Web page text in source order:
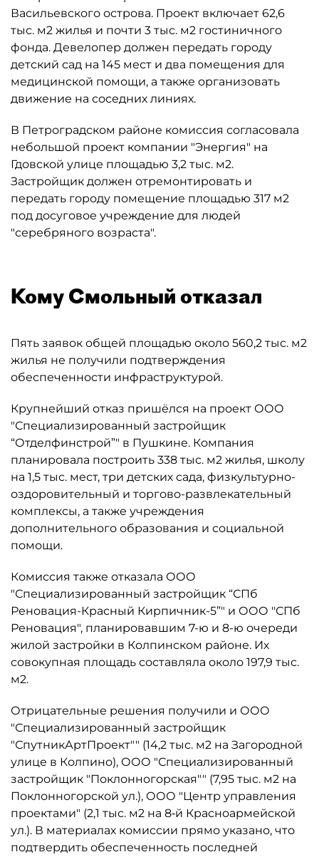
Васильевского острова. Проект включает 62,6
тыс. м2 жилья и почти 3 тыс. м2 гостиничного
фонда. Девелопер должен передать городу
детский сад на 145 мест и два помещения для
медицинской помощи, а также организовать
движение на соседних линиях.
В Петроградском районе комиссия согласовала
небольшой проект компании "Энергия" на
Гдовской улице площадью 3,2 тыс. м2.
Застройщик должен отремонтировать и
передать городу помещение площадью 317 м2
под досуговое учреждение для людей
"серебряного возраста".
Кому Смольный отказал
Пять заявок общей площадью около 560,2 тыс. м2
жилья не получили подтверждения
обеспеченности инфраструктурой.
Крупнейший отказ пришёлся на проект ООО
"Специализированный застройщик
“Отделфинстрой”" в Пушкине. Компания
планировала построить 338 тыс. м2 жилья, школу
на 1,5 тыс. мест, три детских сада, физкультурно-
оздоровительный и торгово-развлекательный
комплексы, а также учреждения
дополнительного образования и социальной
помощи.
Комиссия также отказала ООО
"Специализированный застройщик “СПб
Реновация-Красный Кирпичник-5”" и ООО "СПб
Реновация", планировавшим 7-ю и 8-ю очереди
жилой застройки в Колпинском районе. Их
совокупная площадь составляла около 197,9 тыс.
м2.
Отрицательные решения получили и ООО
"Специализированный застройщик
"СпутникАртПроект"" (14,2 тыс. м2 на Загородной
улице в Колпино), ООО "Специализированный
застройщик "Поклонногорская"" (7,95 тыс. м2 на
Поклонногорской ул.), ООО "Центр управления
проектами" (2,1 тыс. м2 на 8‑й Красноармейской
ул.). В материалах комиссии прямо указано, что
подтвердить обеспеченность последней